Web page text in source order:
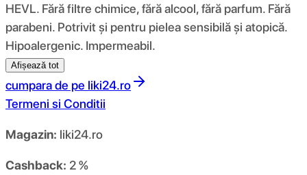
HEVL. Fără filtre chimice, fără alcool, fără parfum. Fără
parabeni. Potrivit și pentru pielea sensibilă și atopică.
Hipoalergenic. Impermeabil.
Afișează tot
cumpara de pe liki24.ro
Termeni si Conditii
Magazin: liki24.ro
Cashback: 2 %